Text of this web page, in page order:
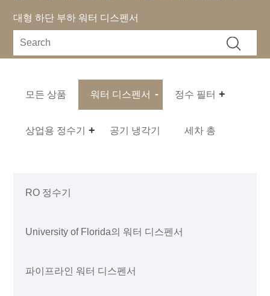
대형 하단 부하 워터 디스펜서
모든 상품 워터 디스펜서 정수 필터
상업용 정수기 공기 냉각기 세차 총
RO 정수기
University of Florida의 워터 디스펜서
파이프라인 워터 디스펜서